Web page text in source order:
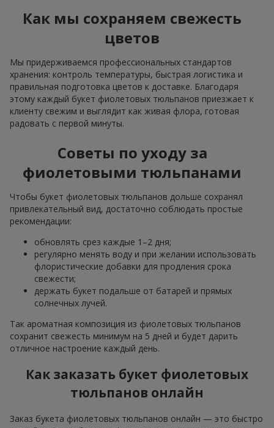
Как мы сохраняем свежесть
цветов
Мы придерживаемся профессиональных стандартов
хранения: контроль температуры, быстрая логистика и
правильная подготовка цветов к доставке. Благодаря
этому каждый букет фиолетовых тюльпанов приезжает к
клиенту свежим и выглядит как живая флора, готовая
радовать с первой минуты.
Советы по уходу за
фиолетовыми тюльпанами
Чтобы букет фиолетовых тюльпанов дольше сохранял
привлекательный вид, достаточно соблюдать простые
рекомендации:
обновлять срез каждые 1–2 дня;
регулярно менять воду и при желании использовать
флористические добавки для продления срока
свежести;
держать букет подальше от батарей и прямых
солнечных лучей.
Так ароматная композиция из фиолетовых тюльпанов
сохранит свежесть минимум на 5 дней и будет дарить
отличное настроение каждый день.
Как заказать букет фиолетовых
тюльпанов онлайн
Заказ букета фиолетовых тюльпанов онлайн — это быстро